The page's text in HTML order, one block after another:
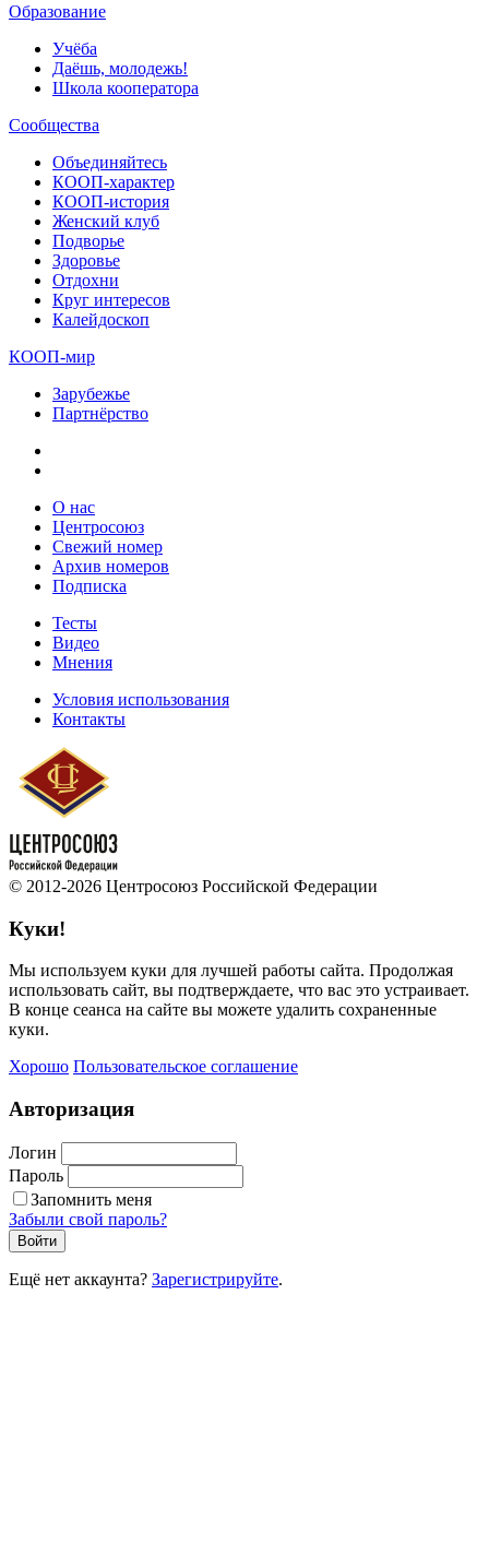
Образование
Учёба
Даёшь, молодежь!
Школа кооператора
Сообщества
Объединяйтесь
КООП-характер
КООП-история
Женский клуб
Подворье
Здоровье
Отдохни
Круг интересов
Калейдоскоп
КООП-мир
Зарубежье
Партнёрство
О нас
Центросоюз
Свежий номер
Архив номеров
Подписка
Тесты
Видео
Мнения
Условия использования
Контакты
© 2012-2026 Центросоюз Российской Федерации
Куки!
Мы используем куки для лучшей работы сайта. Продолжая
использовать сайт, вы подтверждаете, что вас это устраивает.
В конце сеанса на сайте вы можете удалить сохраненные
куки.
Хорошо Пользовательское соглашение
Авторизация
Логин
Пароль
Запомнить меня
Забыли свой пароль?
Войти
Ещё нет аккаунта? Зарегистрируйте.